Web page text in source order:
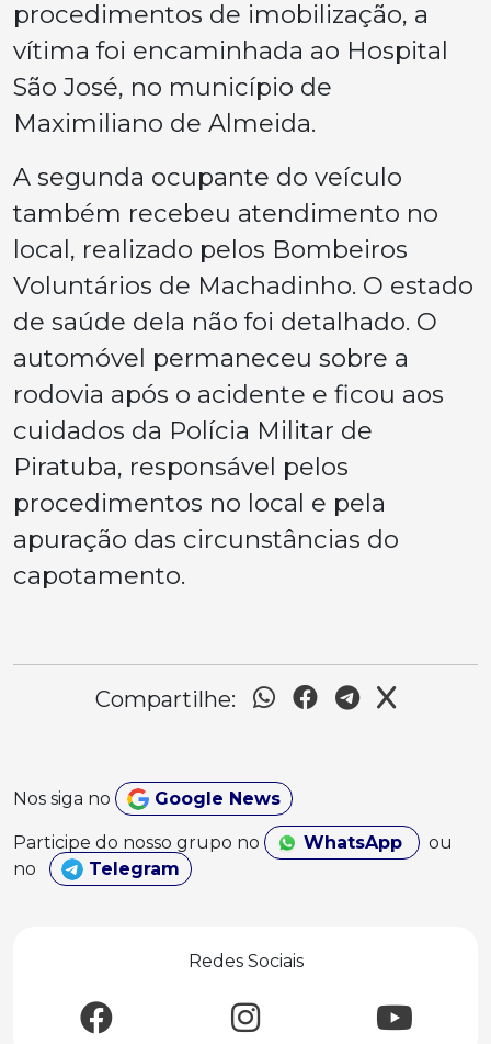
procedimentos de imobilização, a
vítima foi encaminhada ao Hospital
São José, no município de
Maximiliano de Almeida.
A segunda ocupante do veículo
também recebeu atendimento no
local, realizado pelos Bombeiros
Voluntários de Machadinho. O estado
de saúde dela não foi detalhado. O
automóvel permaneceu sobre a
rodovia após o acidente e ficou aos
cuidados da Polícia Militar de
Piratuba, responsável pelos
procedimentos no local e pela
apuração das circunstâncias do
capotamento.
Compartilhe:
Nos siga no Google News
Participe do nosso grupo no WhatsApp
ou
no
Telegram
Redes Sociais